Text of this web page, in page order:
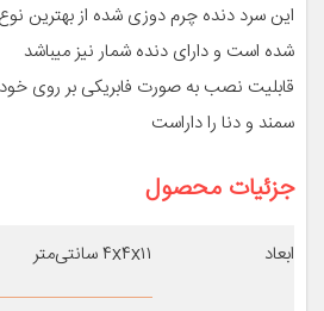
این سرد دنده چرم دوزی شده از بهترین
شده است و دارای دنده شمار نیز میباشد
سمند و دنا را داراست
جزئیات محصول
ابعاد ۴x۴x۱۱ سانتی‌متر